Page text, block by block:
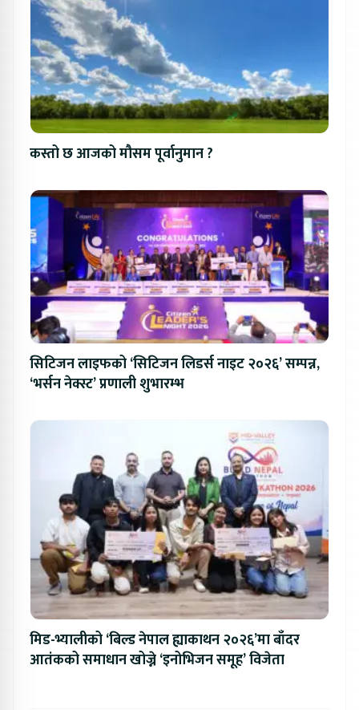
कस्तो छ आजको मौसम पूर्वानुमान ?
सिटिजन लाइफको ‘सिटिजन लिडर्स नाइट २०२६’ सम्पन्न,
‘भर्सन नेक्स्ट’ प्रणाली शुभारम्भ
मिड-भ्यालीको ‘बिल्ड नेपाल ह्याकाथन २०२६’मा बाँदर
आतंकको समाधान खोज्ने ‘इनोभिजन समूह’ विजेता